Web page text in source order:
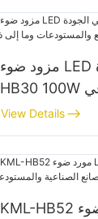
مزود ضوء LED عالي الجودة KML-
HB30 100W للإضاءة الداخلية في
View Details
KML-HB52 مورد ضوء LED عالي